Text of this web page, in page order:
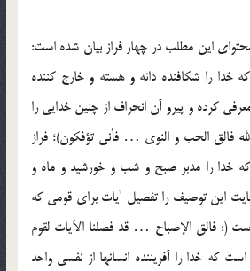
اين مطلب در چهار فراز بيان شده است:
آيه 95 است که خدا را شکافنده دانه و هسته و خارج کننده
کرده و پيرو آن انحراف از چنين خدايي را
فالق الحب و النوي … فأني تؤفکون)؛ فراز
96 و 97 است که خدا را مدبر صبح و شب و خورشيد و ماه و
اين توصيف را تفصيل آيات براي قومي که
(: فالق الإصباح … قد فصلنا الآيات لقوم
يعلمون)؛ فراز سوم، آيه 98 است که خدا را آفريننده انسانها از نفسي واحد